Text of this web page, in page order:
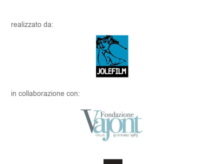
realizzato da:
in collaborazione con: